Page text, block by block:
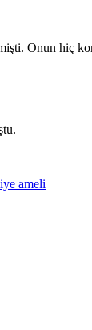
Onun hiç
ameli